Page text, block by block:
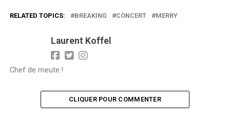
RELATED TOPICS: BREAKING CONCERT MERRY
Laurent Koffel
Chef de meute !
CLIQUER POUR COMMENTER